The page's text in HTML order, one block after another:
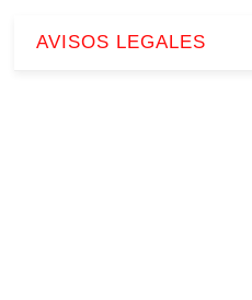
AVISOS LEGALES